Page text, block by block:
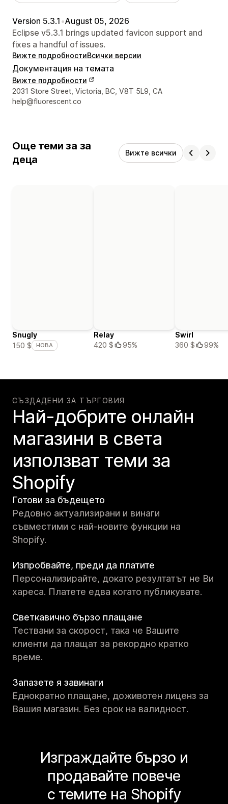
Version 5.3.1 •August 05, 2026
Eclipse v5.3.1 brings updated favicon support and
fixes a handful of issues.
Вижте подробностиВсички версии
Документация на темата
Вижте подробности
Данни за връзка с дизайнера
2031 Store Street, Victoria, BC, V8T 5L9, CA
help@fluorescent.co
Още теми за за
деца
Вижте всички
Snugly
150 $
НОВА
Relay
420 $
95%
Swirl
360 $
99%
СЪЗДАДЕНИ ЗА ТЪРГОВИЯ
Най-добрите онлайн
магазини в света
използват теми за
Shopify
Готови за бъдещето
Редовно актуализирани и винаги
съвместими с най-новите функции на
Shopify.
Изпробвайте, преди да платите
Персонализирайте, докато резултатът не Ви
хареса. Платете едва когато публикувате.
Светкавично бързо плащане
Тествани за скорост, така че Вашите
клиенти да плащат за рекордно кратко
време.
Запазете я завинаги
Еднократно плащане, доживотен лиценз за
Вашия магазин. Без срок на валидност.
Изграждайте бързо и
продавайте повече
с темите на Shopify